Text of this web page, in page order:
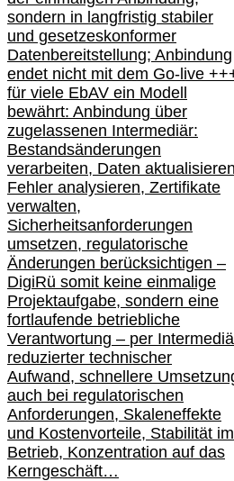
sondern in langfristig stabiler
und gesetzeskonformer
Datenbereitstellung; Anbindung
endet nicht mit dem Go-live
für viele EbAV ein Modell
bewährt: Anbindung über
zugelassenen Intermediär:
Bestandsänderungen
verarbeiten, Daten aktualisier
Fehler analysieren, Zertifikate
verwalten,
Sicherheitsanforderungen
umsetzen, regulatorische
Änderungen berücksichtigen –
DigiRü somit keine einmalige
Projektaufgabe, sondern eine
fortlaufende betriebliche
Verantwortung – per
reduzierter technischer
Aufwand, schnellere
auch bei regulatorischen
Anforderungen, Skaleneffekte
und Kostenvorteile, Stabilität im
Betrieb, Konzentration auf das
Kerngeschäft…